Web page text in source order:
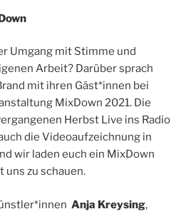
Umgang mit Stimme und
Arbeit? Darüber sprach
mit ihren Gäst*innen bei
MixDown 2021. Die
Herbst Live ins Radio
die Videoaufzeichnung in
wir laden euch ein MixDown
uns zu schauen.
Anja Kreysing,